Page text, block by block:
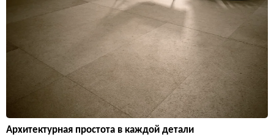
Архитектурная простота в каждой детали